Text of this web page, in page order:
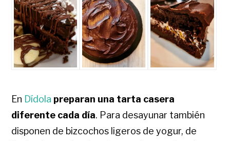
En Dídola preparan una tarta casera
diferente cada día. Para desayunar también
disponen de bizcochos ligeros de yogur, de